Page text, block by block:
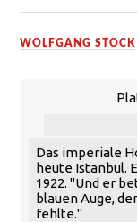
WOLFGANG STOCK
Das imperiale
heute Istanbul.
1922. "Und er
blauen Auge,
fehlte."